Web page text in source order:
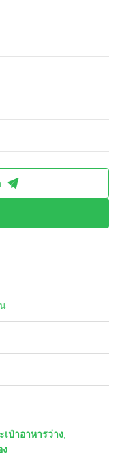
เป๋าอาหารว่าง
ง